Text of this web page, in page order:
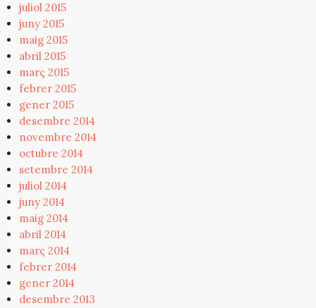
juliol 2015
juny 2015
maig 2015
abril 2015
març 2015
febrer 2015
gener 2015
desembre 2014
novembre 2014
octubre 2014
setembre 2014
juliol 2014
juny 2014
maig 2014
abril 2014
març 2014
febrer 2014
gener 2014
desembre 2013